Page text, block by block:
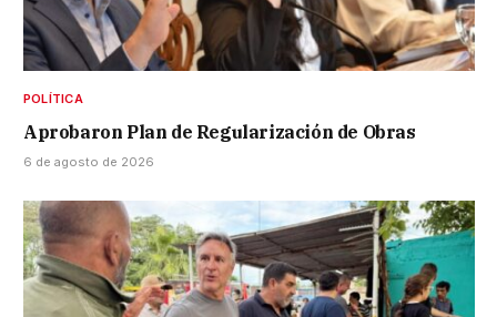
POLÍTICA
Aprobaron Plan de Regularización de Obras
6 de agosto de 2026